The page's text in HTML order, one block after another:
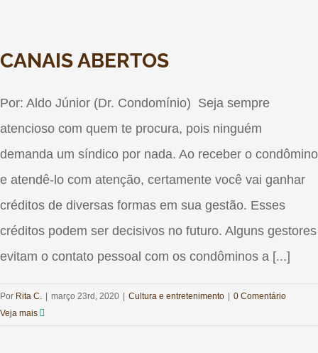
CANAIS ABERTOS
Por: Aldo Júnior (Dr. Condomínio) Seja sempre
atencioso com quem te procura, pois ninguém
demanda um síndico por nada. Ao receber o condômino
e atendê-lo com atenção, certamente você vai ganhar
créditos de diversas formas em sua gestão. Esses
créditos podem ser decisivos no futuro. Alguns gestores
evitam o contato pessoal com os condôminos a [...]
Por Rita C. março 23rd, 2020 Cultura e entretenimento‎
0 Comentário
Veja mais